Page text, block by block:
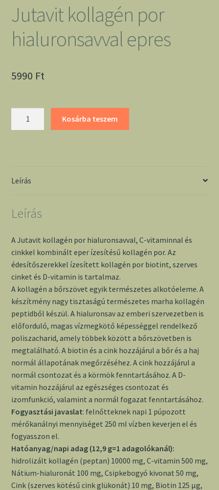
Jutavit kollagén por
hialuronsavval epres
5990 Ft
Kosárba teszem
Leírás
Leírás
A Jutavit kollagén por hialuronsavval, C-vitaminnal és
cinkkel kombinált eper ízesítésű kollagén por. Az
édesítőszerekkel ízesített kollagén por biotint, szerves
cinket és D-vitamin is tartalmaz.
A kollagén a bőrszövet egyik természetes alkotóeleme. A
készítmény nagy tisztaságú természetes marha kollagén
peptidből készül. A hialuronsav az emberi szervezetben is
előforduló, magas vízmegkötő képességgel rendelkező
poliszacharid, amely többek között a bőrszövetben is
megtalálható. A biotin és a cink hozzájárul a bőr és a haj
normál állapotának megőrzéséhez. A cink hozzájárul a
normál csontozat és a körmök fenntartásához. A D-
vitamin hozzájárul az egészséges csontozat és
izomfunkció, valamint a normál fogazat fenntartásához.
Fogyasztási javaslat: felnőtteknek napi 1 púpozott
mérőkanálnyi mennyiséget 250 ml vízben keverjen el és
fogyasszon el.
Hatóanyag/napi adag (12,9 g=1 adagolókanál):
hidrolizált kollagén (peptan) 10000 mg, C-vitamin 500 mg,
Nátium-hialuronát 100 mg, Csipkebogyó kivonat 50 mg,
Cink (szerves kötésű cink glükonát) 10 mg, Biotin 125 µg,